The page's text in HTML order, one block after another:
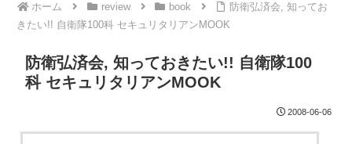
ホーム review book
防衛弘済会, 知ってお
きたい!! 自衛隊100科 セキュリタリアンMOOK
防衛弘済会, 知っておきたい!! 自衛隊100
科 セキュリタリアンMOOK
2008-06-06